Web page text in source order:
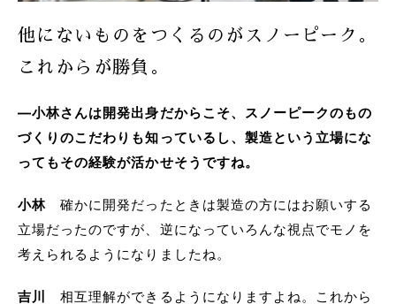
他にないものをつくるのがスノーピーク。
これからが勝負。
―小林さんは開発出身だからこそ、スノーピークのもの
づくりのこだわりも知っているし、製造という立場にな
ってもその経験が活かせそうですね。
小林 確かに開発だったときは製造の方にはお願いする
立場だったのですが、逆になっていろんな視点でモノを
考えられるようになりましたね。
吉川
相互理解ができるようになりますよね。これから